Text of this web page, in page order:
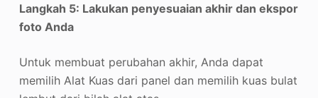
Langkah 5: Lakukan penyesuaian akhir dan ekspor
foto Anda
Untuk membuat perubahan akhir, Anda dapat
memilih Alat Kuas dari panel dan memilih kuas bulat